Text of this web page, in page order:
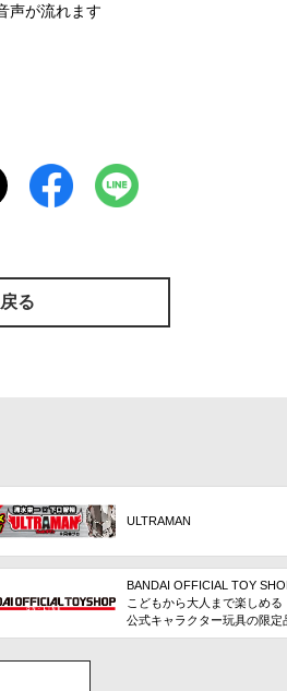
声が流れます
る
ULTRAMAN
BANDAI OFFICIAL TOY
こどもから大人まで楽しめる
公式キャラクター玩具の限定